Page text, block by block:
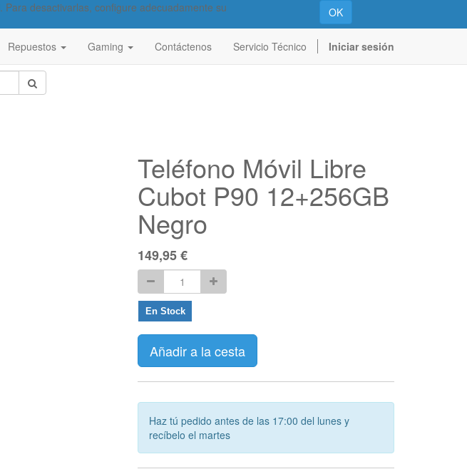
. Para desactivarlas, configure adecuadamente su
OK
Repuestos Gaming Contáctenos Servicio Técnico Iniciar sesión
Teléfono Móvil Libre
Cubot P90 12+256GB
Negro
149,95€
En Stock
Añadir a la cesta
Haz tú pedido antes de las 17:00 del lunes y
recíbelo el martes